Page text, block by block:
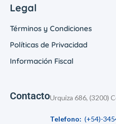
Legal
Términos y Condiciones
Políticas de Privacidad
Información Fiscal
ContactoUrquiza 686, (3200)
Telefono: (+54)-